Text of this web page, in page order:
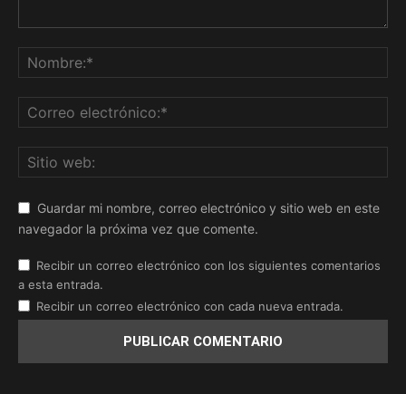
Guardar mi nombre, correo electrónico y sitio web en este
navegador la próxima vez que comente.
Recibir un correo electrónico con los siguientes comentarios
a esta entrada.
Recibir un correo electrónico con cada nueva entrada.